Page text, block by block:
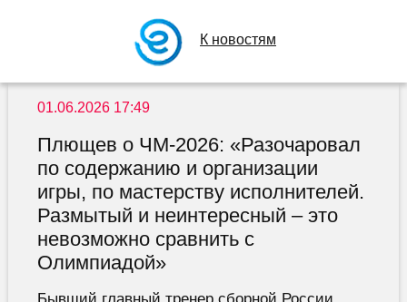
К новостям
01.06.2026 17:49
Плющев о ЧМ-2026: «Разочаровал
по содержанию и организации
игры, по мастерству исполнителей.
Размытый и неинтересный – это
невозможно сравнить с
Олимпиадой»